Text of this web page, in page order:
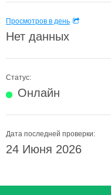
Просмотров в день
Нет данных
Статус:
Онлайн
Дата последней проверки:
24 Июня 2026